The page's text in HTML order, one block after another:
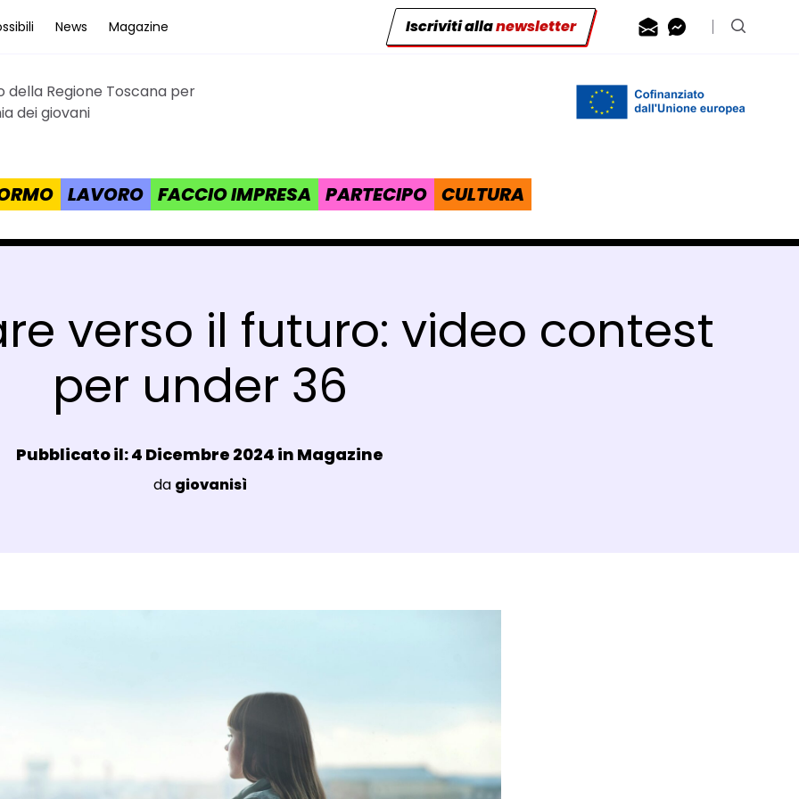
News Magazine Iscriviti allanewsletter Contattaci via
Contattaci
Cerca
della Regione Toscana per
dei giovani
LAVORO FACCIO IMPRESA PARTECIPO CULTURA
verso il futuro: video contest
per under 36
Data e ora:
Pubblicato il: 4 Dicembre 2024 in Magazine
Luogo:
da giovanisì